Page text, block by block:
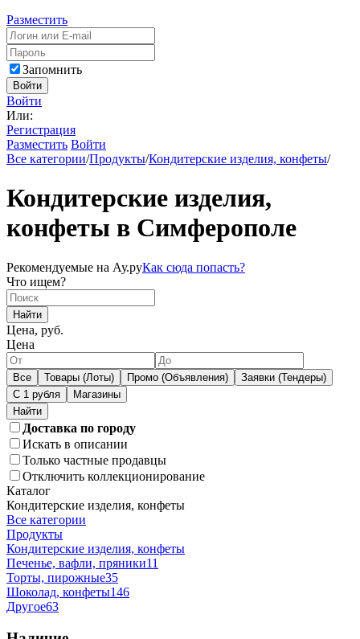
Разместить
Запомнить
Войти
Войти
Или:
Регистрация
Разместить Войти
Все категории/Продукты/Кондитерские изделия, конфеты/
Кондитерские изделия,
конфеты в Симферополе
Рекомендуемые на Ау.руКак сюда попасть?
Что ищем?
Найти
Цена, руб.
Цена
Все Товары (Лоты) Промо (Объявления)
Заявки (Тендеры)
С 1 рубля
Магазины
Доставка по городу
Искать в описании
Только частные продавцы
Отключить коллекционирование
Каталог
Кондитерские изделия, конфеты
Все категории
Продукты
Кондитерские изделия, конфеты
Печенье, вафли, пряники11
Торты, пирожные35
Шоколад, конфеты146
Другое63